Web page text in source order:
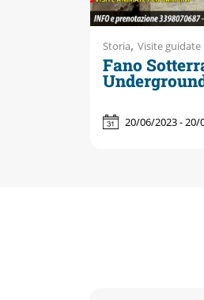
Storia, Visite guidate
Fano
20/06/2023 - 20/